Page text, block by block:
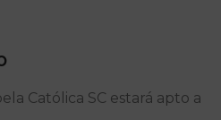
Católica SC estará apto a